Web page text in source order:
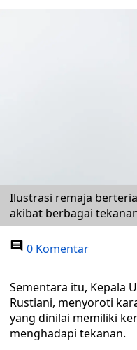
Ilustrasi remaja
akibat berbagai
0 Komentar
Sementara itu, Kepala
Rustiani, menyoroti
yang dinilai memiliki
menghadapi tekanan.